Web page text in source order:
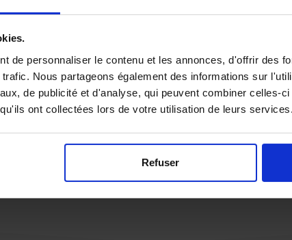
de personnaliser le contenu et les annonces, d'offrir des
Nous partageons également des informations sur
de publicité et d'analyse, qui peuvent combiner celles-
ont collectées lors de votre utilisation de leurs services.
Refuser
Vous souhaitez